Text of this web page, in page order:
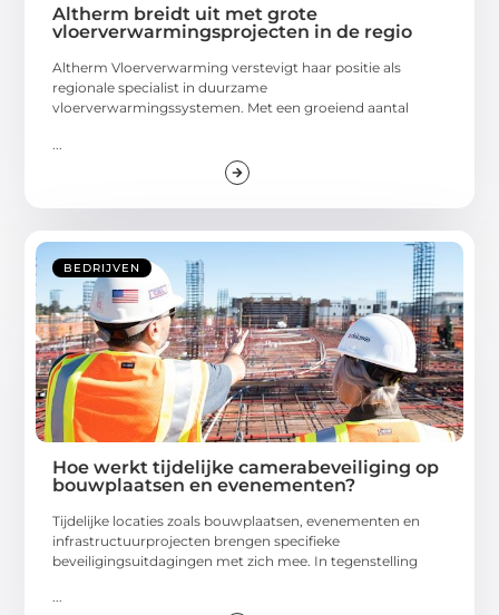
Altherm breidt uit met grote
vloerverwarmingsprojecten in de regio
Altherm Vloerverwarming verstevigt haar positie als
regionale specialist in duurzame
vloerverwarmingssystemen. Met een groeiend aantal
BEDRIJVEN
Hoe werkt tijdelijke camerabeveiliging op
bouwplaatsen en evenementen?
Tijdelijke locaties zoals bouwplaatsen, evenementen en
infrastructuurprojecten brengen specifieke
beveiligingsuitdagingen met zich mee. In tegenstelling